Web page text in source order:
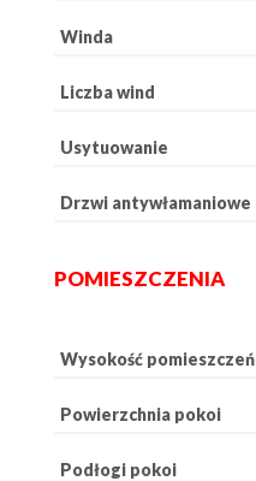
Winda
Liczba wind
Usytuowanie
Drzwi antywłamaniowe
POMIESZCZENIA
Wysokość pomieszczeń
Powierzchnia pokoi
Podłogi pokoi